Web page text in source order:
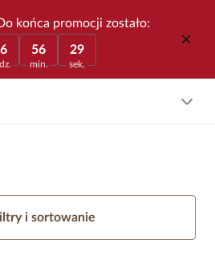
końca promocji zostało:
56
min.
29
sek.
i sortowanie